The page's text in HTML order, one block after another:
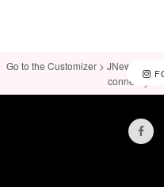
Go to the Customizer > JNews :
connect